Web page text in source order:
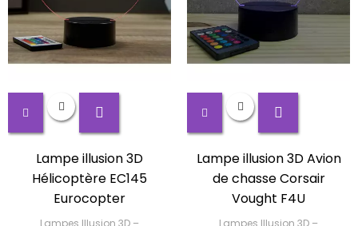
Lampe illusion 3D
Hélicoptère EC145
Eurocopter
Lampe illusion 3D Avion
de chasse Corsair
Vought F4U